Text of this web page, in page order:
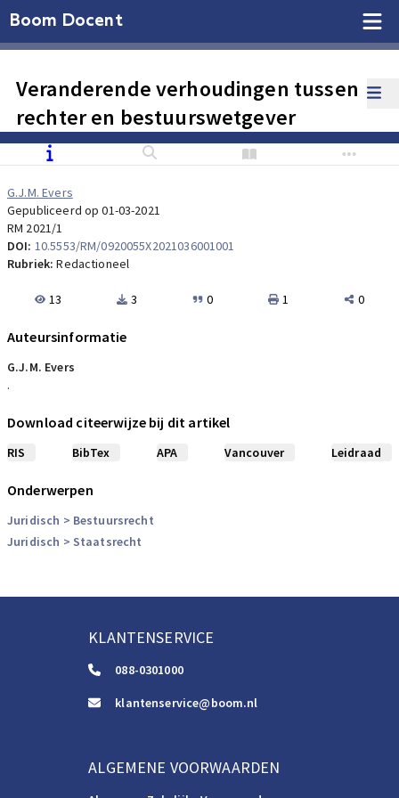
Boom Docent
Veranderende verhoudingen tussen
rechter en bestuurswetgever
G.J.M. Evers
Gepubliceerd op 01-03-2021
RM 2021/1
DOI: 10.5553/RM/0920055X2021036001001
Rubriek:Redactioneel
13 3 0 1 0
Auteursinformatie
G.J.M. Evers
.
Download citeerwijze bij dit artikel
RIS BibTex APA Vancouver Leidraad
Onderwerpen
Juridisch > Bestuursrecht
Juridisch > Staatsrecht
KLANTENSERVICE
088-0301000
klantenservice@boom.nl
ALGEMENE VOORWAARDEN